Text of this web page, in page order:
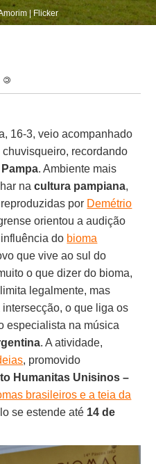
| Flicker
16-3, veio acompanhado
recordando
Pampa. Ambiente mais
nacultura pampiana,
reproduzidas por Demétrio
orientou a audição
do bioma
que vive ao sul do
o que dizer do bioma,
legalmente, mas
o que liga os
especialista na música
. A atividade,
, promovido
Humanitas Unisinos –
brasileiros e a teia da
se estende até 14 de